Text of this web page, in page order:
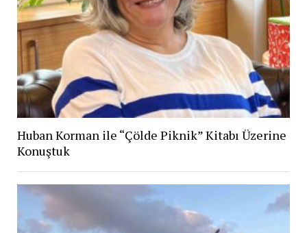
Huban Korman ile “Çölde Piknik” Kitabı Üzerine
Konuştuk